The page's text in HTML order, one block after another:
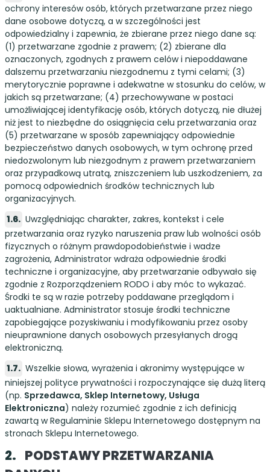
ochrony interesów osób, których przetwarzane przez niego
dane osobowe dotyczą, a w szczególności jest
odpowiedzialny i zapewnia, że zbierane przez niego dane są:
(1) przetwarzane zgodnie z prawem; (2) zbierane dla
oznaczonych, zgodnych z prawem celów i niepoddawane
dalszemu przetwarzaniu niezgodnemu z tymi celami; (3)
merytorycznie poprawne i adekwatne w stosunku do celów, w
jakich są przetwarzane; (4) przechowywane w postaci
umożliwiającej identyfikację osób, których dotyczą, nie dłużej
niż jest to niezbędne do osiągnięcia celu przetwarzania oraz
(5) przetwarzane w sposób zapewniający odpowiednie
bezpieczeństwo danych osobowych, w tym ochronę przed
niedozwolonym lub niezgodnym z prawem przetwarzaniem
oraz przypadkową utratą, zniszczeniem lub uszkodzeniem, za
pomocą odpowiednich środków technicznych lub
organizacyjnych.
Uwzględniając charakter, zakres, kontekst i cele
przetwarzania oraz ryzyko naruszenia praw lub wolności osób
fizycznych o różnym prawdopodobieństwie i wadze
zagrożenia, Administrator wdraża odpowiednie środki
techniczne i organizacyjne, aby przetwarzanie odbywało się
zgodnie z Rozporządzeniem RODO i aby móc to wykazać.
Środki te są w razie potrzeby poddawane przeglądom i
uaktualniane. Administrator stosuje środki techniczne
zapobiegające pozyskiwaniu i modyfikowaniu przez osoby
nieuprawnione danych osobowych przesyłanych drogą
elektroniczną.
Wszelkie słowa, wyrażenia i akronimy występujące w
niniejszej polityce prywatności i rozpoczynające się dużą literą
(np. Sprzedawca, Sklep Internetowy, Usługa
Elektroniczna) należy rozumieć zgodnie z ich definicją
zawartą w Regulaminie Sklepu Internetowego dostępnym na
stronach Sklepu Internetowego.
PODSTAWY PRZETWARZANIA